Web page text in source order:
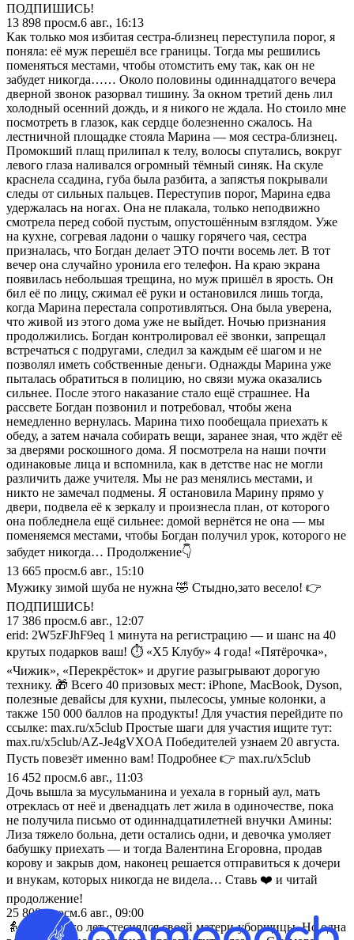
ПОДПИШИСЬ!
13 898 просм.6 авг., 16:13
Как только моя избитая сестра-близнец переступила порог, я
поняла: её муж перешёл все границы. Тогда мы решились
поменяться местами, чтобы отомстить ему так, как он не
забудет никогда…… Около половины одиннадцатого вечера
дверной звонок разорвал тишину. За окном третий день лил
холодный осенний дождь, и я никого не ждала. Но стоило мне
посмотреть в глазок, как сердце болезненно сжалось. На
лестничной площадке стояла Марина — моя сестра-близнец.
Промокший плащ прилипал к телу, волосы спутались, вокруг
левого глаза наливался огромный тёмный синяк. На скуле
краснела ссадина, губа была разбита, а запястья покрывали
следы от сильных пальцев. Переступив порог, Марина едва
удержалась на ногах. Она не плакала, только неподвижно
смотрела перед собой пустым, опустошённым взглядом. Уже
на кухне, согревая ладони о чашку горячего чая, сестра
призналась, что Богдан делает ЭТО почти восемь лет. В тот
вечер она случайно уронила его телефон. На краю экрана
появилась небольшая трещина, но муж пришёл в ярость. Он
бил её по лицу, сжимал её руки и остановился лишь тогда,
когда Марина перестала сопротивляться. Она была уверена,
что живой из этого дома уже не выйдет. Ночью признания
продолжились. Богдан контролировал её звонки, запрещал
встречаться с подругами, следил за каждым её шагом и не
позволял иметь собственные деньги. Однажды Марина уже
пыталась обратиться в полицию, но связи мужа оказались
сильнее. После этого наказание стало ещё страшнее. На
рассвете Богдан позвонил и потребовал, чтобы жена
немедленно вернулась. Марина тихо пообещала приехать к
обеду, а затем начала собирать вещи, заранее зная, что ждёт её
за дверями роскошного дома. Я посмотрела на наши почти
одинаковые лица и вспомнила, как в детстве нас не могли
различить даже учителя. Мы не раз менялись местами, и
никто не замечал подмены. Я остановила Марину прямо у
двери, подвела её к зеркалу и произнесла план, от которого
она побледнела ещё сильнее: домой вернётся не она — мы
поменяемся местами, чтобы Богдан получил урок, которого не
забудет никогда… Продолжение👇
13 665 просм.6 авг., 15:10
Мужику зимой шуба не нужна 🤣 Стыдно,зато весело! 👉
ПОДПИШИСЬ!
17 386 просм.6 авг., 12:07
erid: 2W5zFJhF9eq 1 минута на регистрацию — и шанс на 40
крутых подарков ваш! ⏱️ «X5 Клубу» 4 года! «Пятёрочка»,
«Чижик», «Перекрёсток» и другие разыгрывают дорогую
технику. 🎁 Всего 40 призовых мест: iPhone, MacBook, Dyson,
полезные девайсы для кухни, пылесосы, умные колонки, а
также 150 000 баллов на продукты! Для участия перейдите по
ссылке: max.ru/x5club Простые шаги для участия ищите тут:
max.ru/x5club/AZ-Je4gVXOA Победителей узнаем 20 августа.
Пусть повезёт именно вам! Подробнее 👉 max.ru/x5club
16 452 просм.6 авг., 11:03
Дочь вышла за мусульманина и уехала в горный аул, мать
отреклась от неё и двенадцать лет жила в одиночестве, пока
не получила письмо от одиннадцатилетней внучки Амины:
Лиза тяжело больна, дети остались одни, и девочка умоляет
бабушку приехать — и тогда Валентина Егоровна, продав
корову и закрыв дом, наконец решается отправиться к дочери
и внукам, которых никогда не видела… Ставь ❤️ и читай
продолжение!
25 808просм.6 авг., 09:00
👵 Сын много лет стеснялся своей матери-уборщицы. Но одна